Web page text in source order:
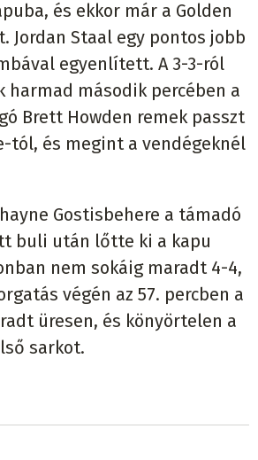
és ekkor már a Golden
Jordan Staal egy pontos jobb
egyenlített. A 3-3-ról
harmad második percében a
Brett Howden remek passzt
tól, és megint a vendégeknél
Gostisbehere a támadó
buli után lőtte ki a kapu
nem sokáig maradt 4-4,
végén az 57. percben a
üresen, és könyörtelen a
sarkot.